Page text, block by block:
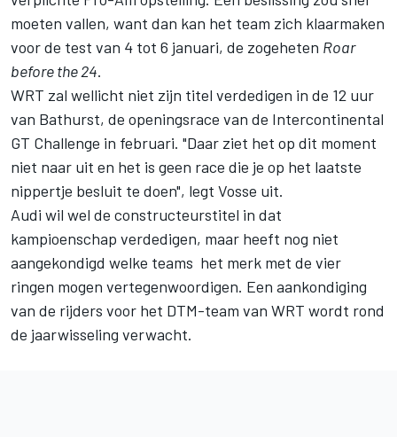
moeten vallen, want dan kan het team zich klaarmaken
voor de test van 4 tot 6 januari, de zogeheten Roar
before the 24.
WRT zal wellicht niet zijn titel verdedigen in de 12 uur
van Bathurst, de openingsrace van de Intercontinental
GT Challenge in februari. "Daar ziet het op dit moment
niet naar uit en het is geen race die je op het laatste
nippertje besluit te doen", legt Vosse uit.
Audi wil wel de constructeurstitel in dat
kampioenschap verdedigen, maar heeft nog niet
aangekondigd welke teams het merk met de vier
ringen mogen vertegenwoordigen. Een aankondiging
van de rijders voor het DTM-team van WRT wordt rond
de jaarwisseling verwacht.